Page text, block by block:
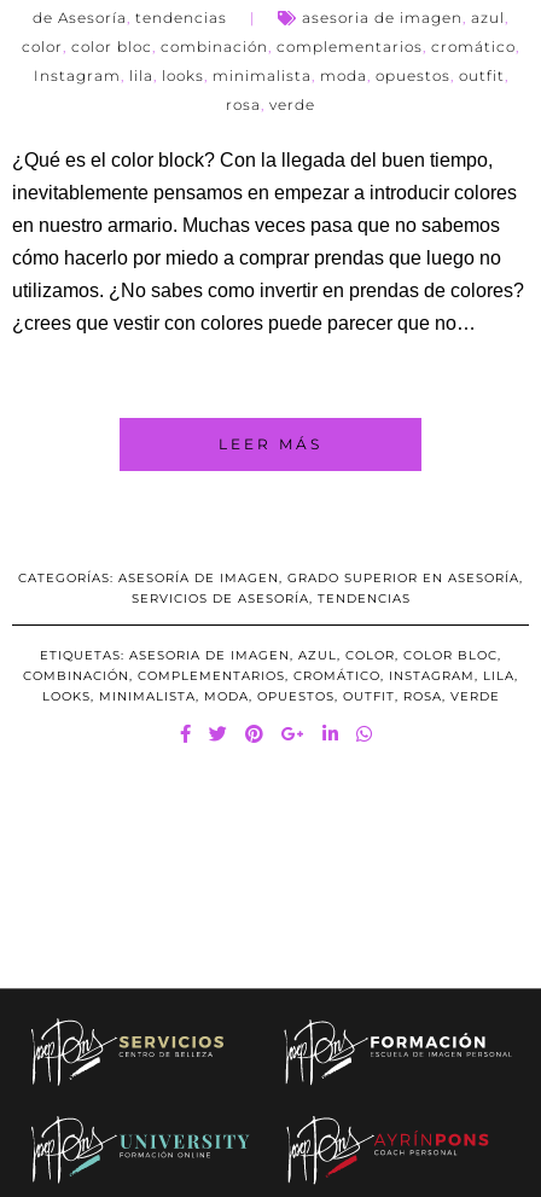
de Asesoría, tendencias asesoria de imagen, azul,
color, color bloc, combinación, complementarios, cromático,
Instagram, lila, looks, minimalista, moda, opuestos, outfit,
rosa, verde
¿Qué es el color block? Con la llegada del buen tiempo,
inevitablemente pensamos en empezar a introducir colores
en nuestro armario. Muchas veces pasa que no sabemos
cómo hacerlo por miedo a comprar prendas que luego no
utilizamos. ¿No sabes como invertir en prendas de colores?
¿crees que vestir con colores puede parecer que no…
LEER MÁS
CATEGORÍAS: ASESORÍA DE IMAGEN, GRADO SUPERIOR EN ASESORÍA,
SERVICIOS DE ASESORÍA, TENDENCIAS
ETIQUETAS: ASESORIA DE IMAGEN, AZUL, COLOR, COLOR BLOC,
COMBINACIÓN, COMPLEMENTARIOS, CROMÁTICO, INSTAGRAM, LILA,
LOOKS, MINIMALISTA, MODA, OPUESTOS, OUTFIT, ROSA, VERDE